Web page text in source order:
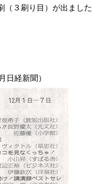
（３刷り目）が出まし
経新聞）